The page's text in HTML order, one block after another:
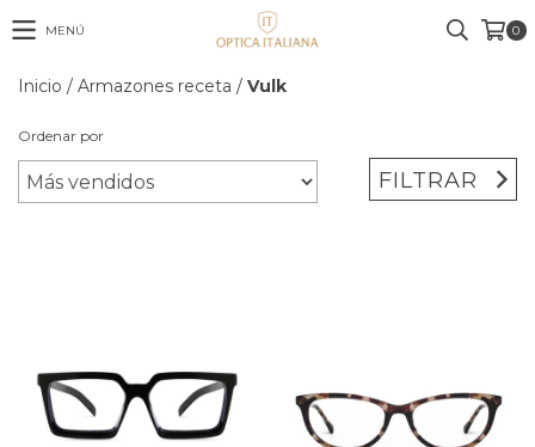
MENÚ 0
Inicio / Armazones receta / Vulk
Ordenar por
FILTRAR